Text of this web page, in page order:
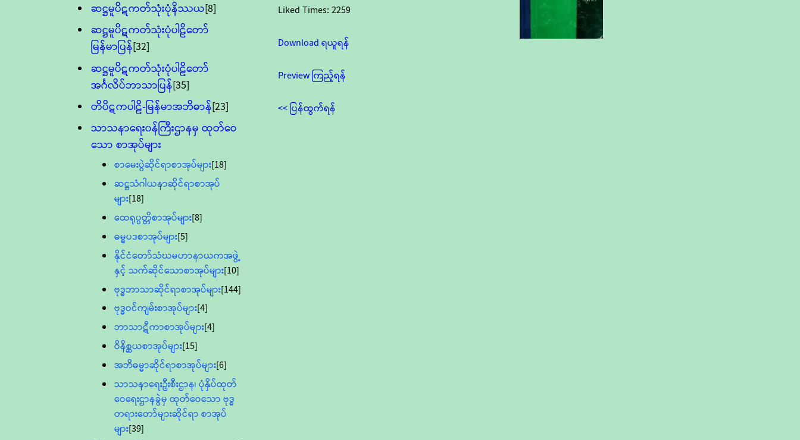
ဆဋ္ဌမူပိဋကတ်သုံးပုံနိဿယ[8]
ဆဋ္ဌမူပိဋကတ်သုံးပုံပါဠိတော်
မြန်မာပြန်[32]
ဆဋ္ဌမူပိဋကတ်သုံးပုံပါဠိတော်
အင်္ဂလိပ်ဘာသာပြန်[35]
တိပိဋကပါဠိ-မြန်မာအဘိဓာန်[23]
သာသနာရေး၀န်ကြီးဌာနမှ ထုတ်ဝေ
သော စာအုပ်များ
စာမေးပွဲဆိုင်ရာစာအုပ်များ[18]
ဆဋ္ဌသံဂါယနာဆိုင်ရာစာအုပ်
များ[18]
ထေရုပ္ပတ္တိစာအုပ်များ[8]
ဓမ္မပဒစာအုပ်များ[5]
နိုင်ငံတော်သံဃမဟာနာယကအဖွဲ့
နှင့် သက်ဆိုင်သောစာအုပ်များ[10]
ဗုဒ္ဓဘာသာဆိုင်ရာစာအုပ်များ[144]
ဗုဒ္ဓဝင်ကျမ်းစာအုပ်များ[4]
ဘာသာဋီကာစာအုပ်များ[4]
ဝိနိစ္ဆယစာအုပ်များ[15]
အဘိဓမ္မာဆိုင်ရာစာအုပ်များ[6]
သာသနာရေးဦးစီးဌာန၊ ပုံနှိပ်ထုတ်
ဝေရေးဌာနခွဲမှ ထုတ်ဝေသော ဗုဒ္ဓ
တရားတော်များဆိုင်ရာ စာအုပ်
များ[39]
Liked Times: 2259
Download ရယူရန်
Preview ကြည့်ရန်
<< ပြန်ထွက်ရန်